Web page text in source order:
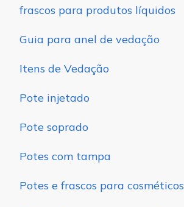
frascos para produtos líquidos
Guia para anel de vedação
Itens de Vedação
Pote injetado
Pote soprado
Potes com tampa
Potes e frascos para cosméticos